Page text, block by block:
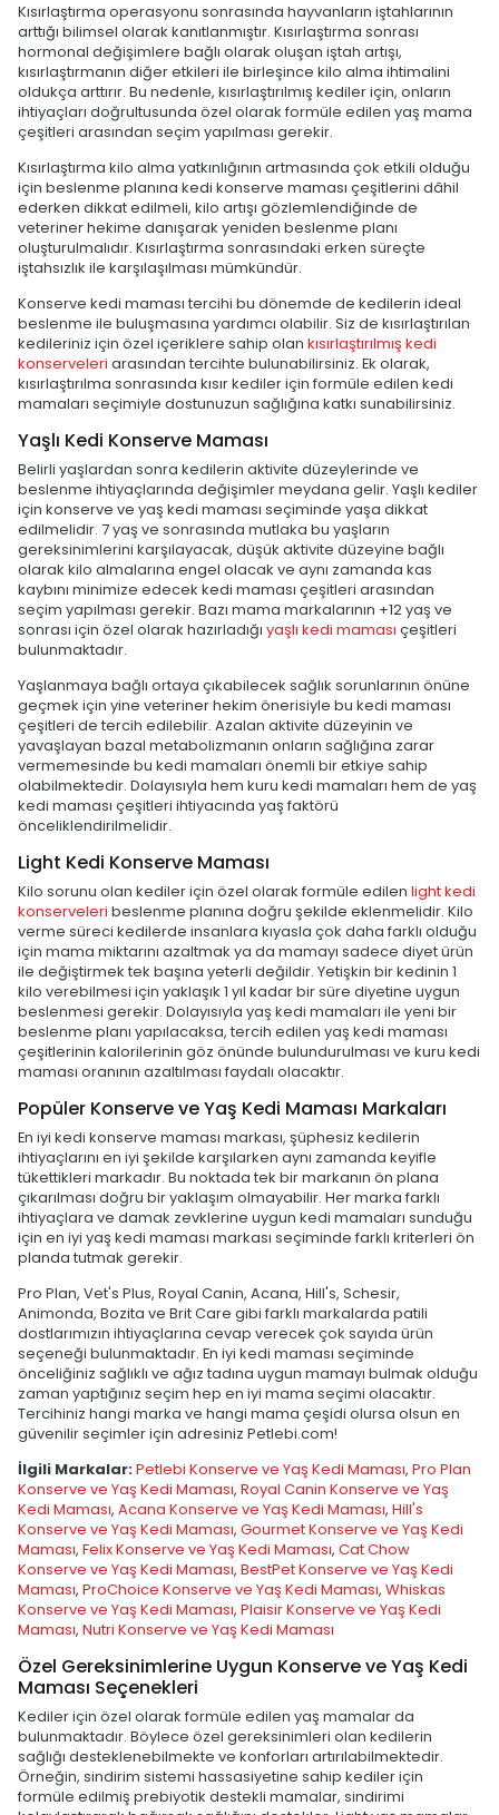
Kısırlaştırma operasyonu sonrasında hayvanların iştahlarının
arttığı bilimsel olarak kanıtlanmıştır. Kısırlaştırma sonrası
hormonal değişimlere bağlı olarak oluşan iştah artışı,
kısırlaştırmanın diğer etkileri ile birleşince kilo alma ihtimalini
oldukça arttırır. Bu nedenle, kısırlaştırılmış kediler için, onların
ihtiyaçları doğrultusunda özel olarak formüle edilen yaş mama
çeşitleri arasından seçim yapılması gerekir.
Kısırlaştırma kilo alma yatkınlığının artmasında çok etkili olduğu
için beslenme planına kedi konserve maması çeşitlerini dâhil
ederken dikkat edilmeli, kilo artışı gözlemlendiğinde de
veteriner hekime danışarak yeniden beslenme planı
oluşturulmalıdır. Kısırlaştırma sonrasındaki erken süreçte
iştahsızlık ile karşılaşılması mümkündür.
Konserve kedi maması tercihi bu dönemde de kedilerin ideal
beslenme ile buluşmasına yardımcı olabilir. Siz de kısırlaştırılan
kedileriniz için özel içeriklere sahip olan kısırlaştırılmış kedi
konserveleri arasından tercihte bulunabilirsiniz. Ek olarak,
kısırlaştırılma sonrasında kısır kediler için formüle edilen kedi
mamaları seçimiyle dostunuzun sağlığına katkı sunabilirsiniz.
Yaşlı Kedi Konserve Maması
Belirli yaşlardan sonra kedilerin aktivite düzeylerinde ve
beslenme ihtiyaçlarında değişimler meydana gelir. Yaşlı kediler
için konserve ve yaş kedi maması seçiminde yaşa dikkat
edilmelidir. 7 yaş ve sonrasında mutlaka bu yaşların
gereksinimlerini karşılayacak, düşük aktivite düzeyine bağlı
olarak kilo almalarına engel olacak ve aynı zamanda kas
kaybını minimize edecek kedi maması çeşitleri arasından
seçim yapılması gerekir. Bazı mama markalarının +12 yaş ve
sonrası için özel olarak hazırladığı yaşlı kedi maması çeşitleri
bulunmaktadır.
Yaşlanmaya bağlı ortaya çıkabilecek sağlık sorunlarının önüne
geçmek için yine veteriner hekim önerisiyle bu kedi maması
çeşitleri de tercih edilebilir. Azalan aktivite düzeyinin ve
yavaşlayan bazal metabolizmanın onların sağlığına zarar
vermemesinde bu kedi mamaları önemli bir etkiye sahip
olabilmektedir. Dolayısıyla hem kuru kedi mamaları hem de yaş
kedi maması çeşitleri ihtiyacında yaş faktörü
önceliklendirilmelidir.
Light Kedi Konserve Maması
Kilo sorunu olan kediler için özel olarak formüle edilen light kedi
konserveleri beslenme planına doğru şekilde eklenmelidir. Kilo
verme süreci kedilerde insanlara kıyasla çok daha farklı olduğu
için mama miktarını azaltmak ya da mamayı sadece diyet ürün
ile değiştirmek tek başına yeterli değildir. Yetişkin bir kedinin 1
kilo verebilmesi için yaklaşık 1 yıl kadar bir süre diyetine uygun
beslenmesi gerekir. Dolayısıyla yaş kedi mamaları ile yeni bir
beslenme planı yapılacaksa, tercih edilen yaş kedi maması
çeşitlerinin kalorilerinin göz önünde bulundurulması ve kuru kedi
maması oranının azaltılması faydalı olacaktır.
Popüler Konserve ve Yaş Kedi Maması Markaları
En iyi kedi konserve maması markası, şüphesiz kedilerin
ihtiyaçlarını en iyi şekilde karşılarken aynı zamanda keyifle
tükettikleri markadır. Bu noktada tek bir markanın ön plana
çıkarılması doğru bir yaklaşım olmayabilir. Her marka farklı
ihtiyaçlara ve damak zevklerine uygun kedi mamaları sunduğu
için en iyi yaş kedi maması markası seçiminde farklı kriterleri ön
planda tutmak gerekir.
Pro Plan, Vet's Plus, Royal Canin, Acana, Hill's, Schesir,
Animonda, Bozita ve Brit Care gibi farklı markalarda patili
dostlarımızın ihtiyaçlarına cevap verecek çok sayıda ürün
seçeneği bulunmaktadır. En iyi kedi maması seçiminde
önceliğiniz sağlıklı ve ağız tadına uygun mamayı bulmak olduğu
zaman yaptığınız seçim hep en iyi mama seçimi olacaktır.
Tercihiniz hangi marka ve hangi mama çeşidi olursa olsun en
güvenilir seçimler için adresiniz Petlebi.com!
İlgili Markalar:Petlebi Konserve ve Yaş Kedi Maması, Pro Plan
Konserve ve Yaş Kedi Maması, Royal Canin Konserve ve Yaş
Kedi Maması, Acana Konserve ve Yaş Kedi Maması, Hill's
Konserve ve Yaş Kedi Maması, Gourmet Konserve ve Yaş Kedi
Maması, Felix Konserve ve Yaş Kedi Maması, Cat Chow
Konserve ve Yaş Kedi Maması, BestPet Konserve ve Yaş Kedi
Maması, ProChoice Konserve ve Yaş Kedi Maması, Whiskas
Konserve ve Yaş Kedi Maması, Plaisir Konserve ve Yaş Kedi
Maması, Nutri Konserve ve Yaş Kedi Maması
Özel Gereksinimlerine Uygun Konserve ve Yaş Kedi
Maması Seçenekleri
Kediler için özel olarak formüle edilen yaş mamalar da
bulunmaktadır. Böylece özel gereksinimleri olan kedilerin
sağlığı desteklenebilmekte ve konforları artırılabilmektedir.
Örneğin, sindirim sistemi hassasiyetine sahip kediler için
formüle edilmiş prebiyotik destekli mamalar, sindirimi